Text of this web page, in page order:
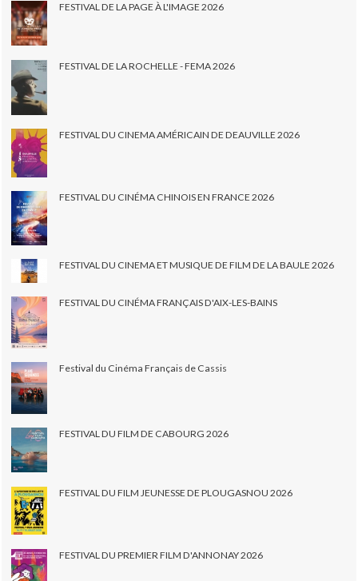
FESTIVAL DE LA PAGE À L'IMAGE 2026
FESTIVAL DE LA ROCHELLE - FEMA 2026
FESTIVAL DU CINEMA AMÉRICAIN DE DEAUVILLE 2026
FESTIVAL DU CINÉMA CHINOIS EN FRANCE 2026
FESTIVAL DU CINEMA ET MUSIQUE DE FILM DE LA BAULE 2026
FESTIVAL DU CINÉMA FRANÇAIS D'AIX-LES-BAINS
Festival du Cinéma Français de Cassis
FESTIVAL DU FILM DE CABOURG 2026
FESTIVAL DU FILM JEUNESSE DE PLOUGASNOU 2026
FESTIVAL DU PREMIER FILM D'ANNONAY 2026